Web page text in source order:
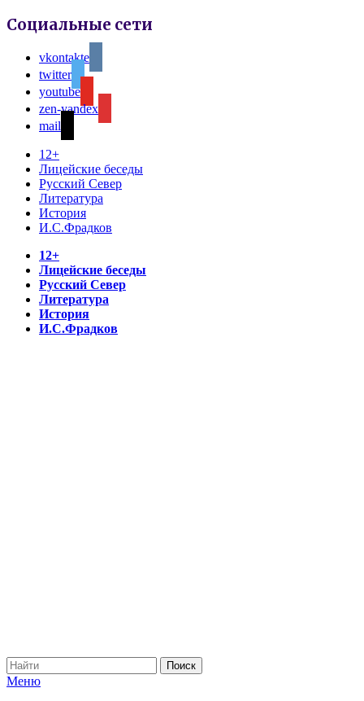
Социальные сети
vkontakte
twitter
youtube
zen-yandex
mail
12+
Лицейские беседы
Русский Север
Литература
История
И.С.Фрадков
12+
Лицейские беседы
Русский Север
Литература
История
И.С.Фрадков
Меню